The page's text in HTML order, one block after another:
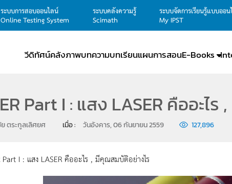
ระบบการสอบออนไลน์
Online Testing System
ระบบคลังความรู้
Scimath
ระบบจัดการเรียนรู้แบบออ
My IPST
วีดิทัศน์คลังภาพบทความบทเรียนแผนการสอนE-Books
Part I : แสง LASER คืออะ
ตระกูลเลิศยศ เมื่อ : วันอังคาร, 06 กันยายน 2559 127,896
Part I : แสง LASER คืออะไร , มีคุณสมบัติอย่างไร